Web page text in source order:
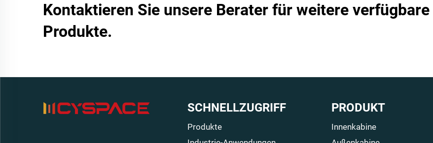
Kontaktieren Sie unsere Berater für weitere verfügbare
Produkte.
SCHNELLZUGRIFF
Produkte
PRODUKT
Innenkabine